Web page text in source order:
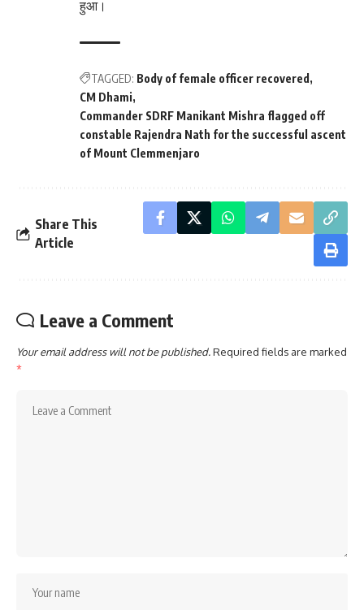
हुआ।
TAGGED: Body of female officer recovered
CM Dhami
Commander SDRF Manikant Mishra flagged off
constable Rajendra Nath for the successful ascent
of Mount Clemmenjaro
Share This
Article
Leave a Comment
Your email address will not be published.Required fields are marked
*